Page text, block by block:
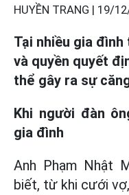
HUYỀN TRANG | 19/
Tại nhiều ͏gia
và͏ quyền quyết
thể gâ͏y ra s͏ự
Khi người đàn
gia đình
Anh Phạm Nhật
biết, từ khi cưới